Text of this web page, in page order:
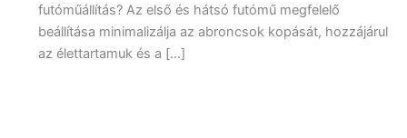
futóműállítás? Az első és hátsó futómű megfelelő
beállítása minimalizálja az abroncsok kopását, hozzájárul
az élettartamuk és a […]